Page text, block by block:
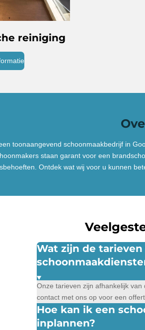
reiniging
toonaangevend schoonmaakbedrijf in
staan garant voor een
Ontdek wat wij voor u kunnen
Wat zijn de
Onze tarieven zijn afhankelijk
contact met ons op voor een
Hoe kan ik een
inplannen?